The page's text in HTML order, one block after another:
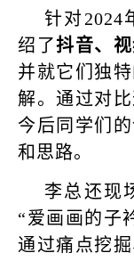
针对2024
绍了抖音、
并就它们独
解。通过对
今后同学们
和思路。
李总还现
“爱画画的子
通过痛点挖